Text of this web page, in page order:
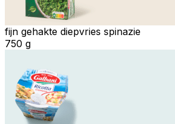
fijn gehakte diepvries spinazie
750 g